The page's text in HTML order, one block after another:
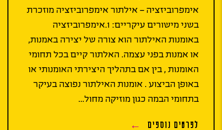
אימפרוביזציה – אילתור אימפרוביזציה מוזכרת
בשני מישורים עיקריים: 1.אימפרוביזציה
באומנות האילתור הוא צורה של יצירה באמנות,
או אמנות בפני עצמה. האלתור קיים בכל תחומי
האומנות , בין אם בתהליך היצירתי האומנותי או
באופן הביצוע . אומנות האילתור נפוצה בעיקר
בתחומי הבמה כגון מוזיקה מחול...
לפרטים נוספים